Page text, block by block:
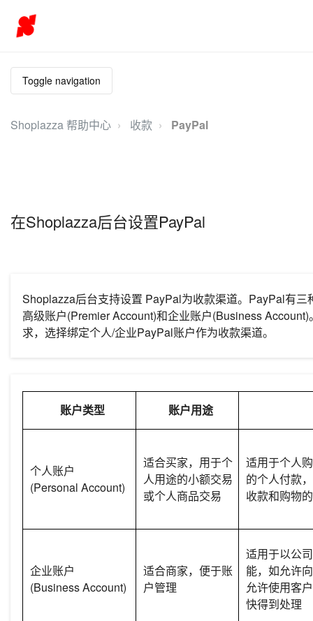
Toggle navigation
Shoplazza 帮助中心 收款 PayPal
在Shoplazza后台设置PayPal
Shoplazza后台支持设置 PayPal为收款渠道。PayPal有
高级账户(Premier Account)和企业账户(Business
求，选择绑定个人/企业PayPal账户作为收款渠道。
账户类型 账户用途
个人账户
(Personal Account)
适合买家，用于个
人用途的小额交易
或个人商品交易
适用于个人
的个人付款
收款和购物
企业账户
(Business Account)
适合商家，便于账
户管理
适用于以公
能，如允许
允许使用客
快得到处理